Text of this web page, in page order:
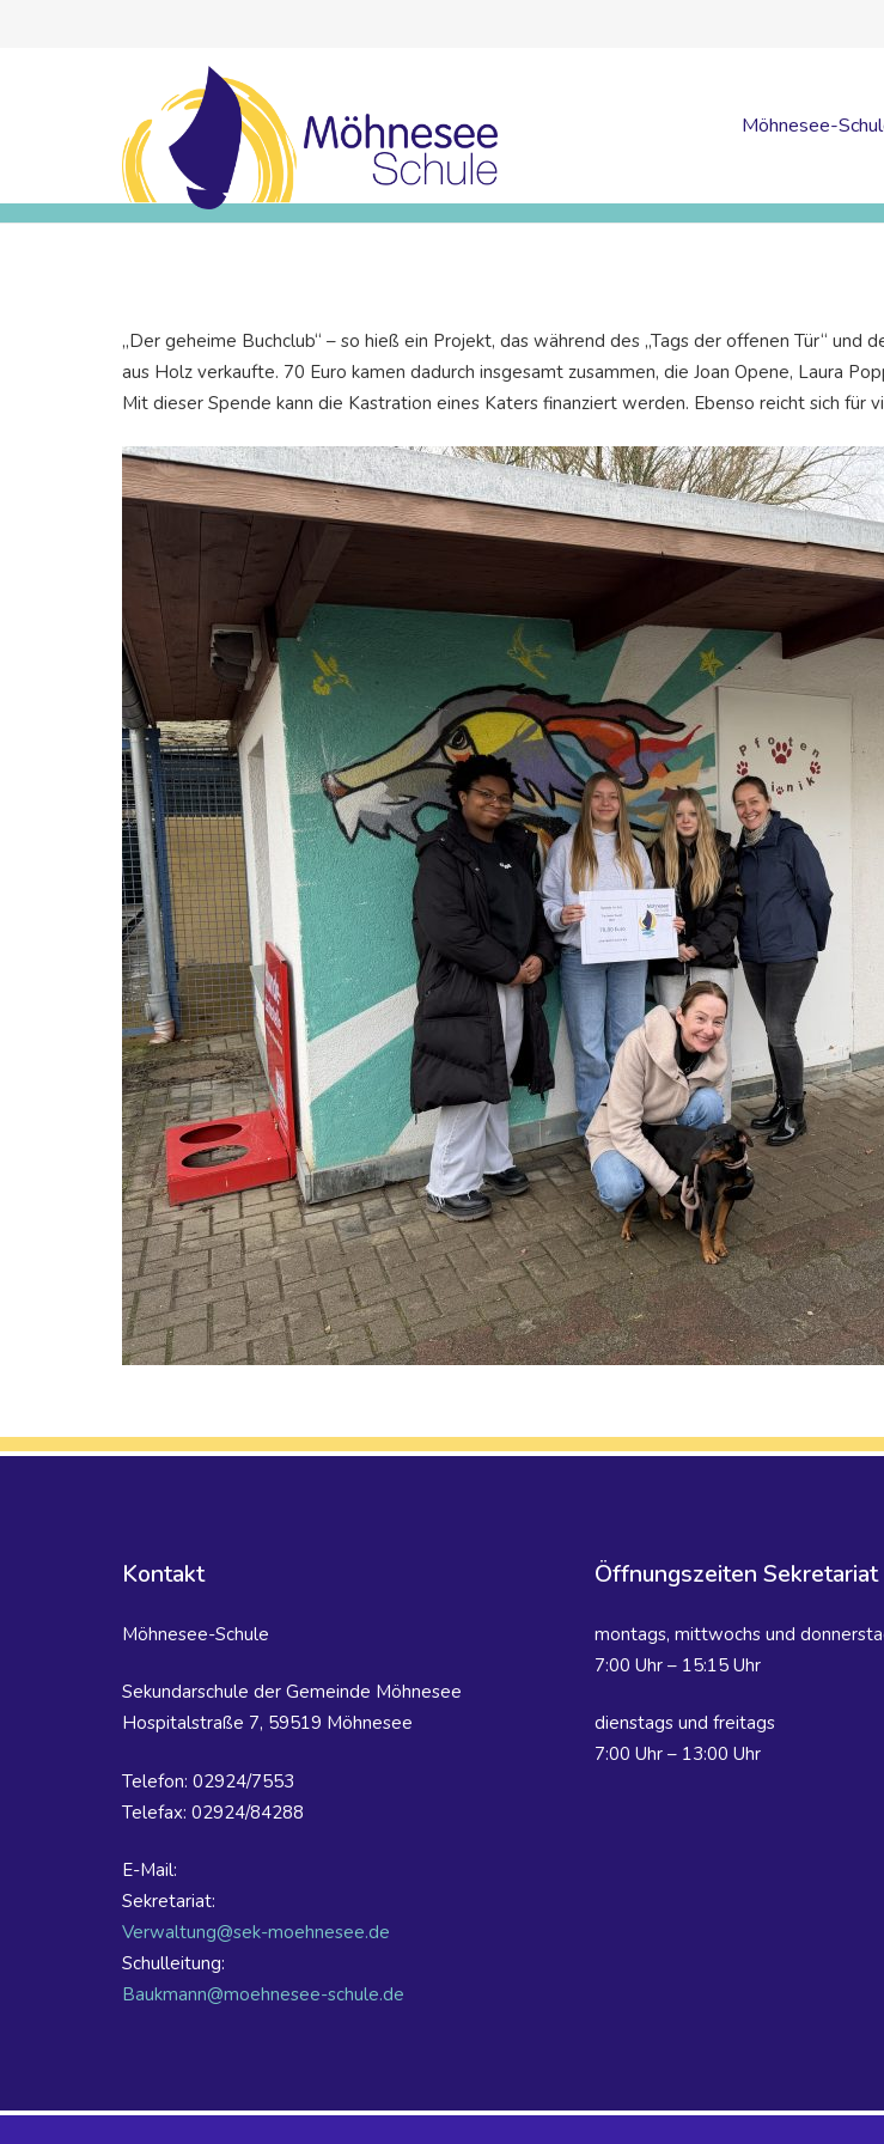
Möhnesee-
„Der geheime Buchclub“ – so hieß ein Projekt, das während des „Tags der offenen Tür“
aus Holz verkaufte. 70 Euro kamen dadurch insgesamt zusammen, die Joan Opene, Laura
Mit dieser Spende kann die Kastration eines Katers finanziert werden. Ebenso reicht sich für
Kontakt
Möhnesee-Schule
Sekundarschule der Gemeinde Möhnesee
Hospitalstraße 7, 59519 Möhnesee
Telefon: 02924/7553
Telefax: 02924/84288
E-Mail:
Sekretariat:
Verwaltung@sek-moehnesee.de
Schulleitung:
Baukmann@moehnesee-schule.de
Öffnungszeiten Sekretariat
montags, mittwochs und
7:00 Uhr – 15:15 Uhr
dienstags und freitags
7:00 Uhr – 13:00 Uhr